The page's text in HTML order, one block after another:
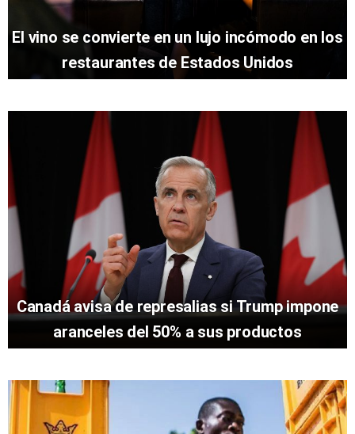
El vino se convierte en un lujo incómodo en los
restaurantes de Estados Unidos
Canadá avisa de represalias si Trump impone
aranceles del 50% a sus productos